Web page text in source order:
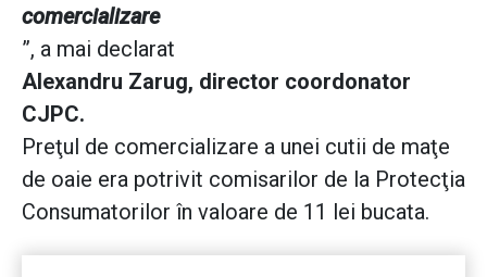
comercializare
”, a mai declarat
Alexandru Zarug, director coordonator
CJPC.
Preţul de comercializare a unei cutii de maţe
de oaie era potrivit comisarilor de la Protecţia
Consumatorilor în valoare de 11 lei bucata.